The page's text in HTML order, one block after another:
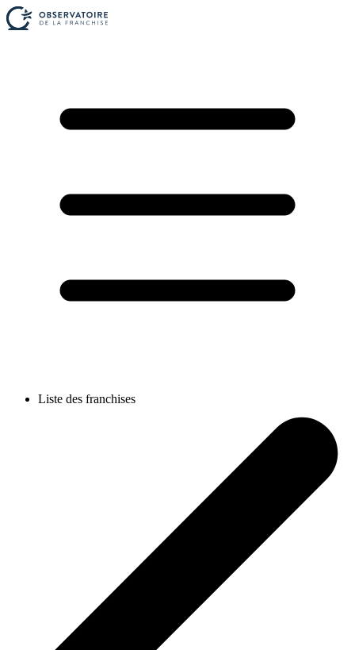
Liste des franchises